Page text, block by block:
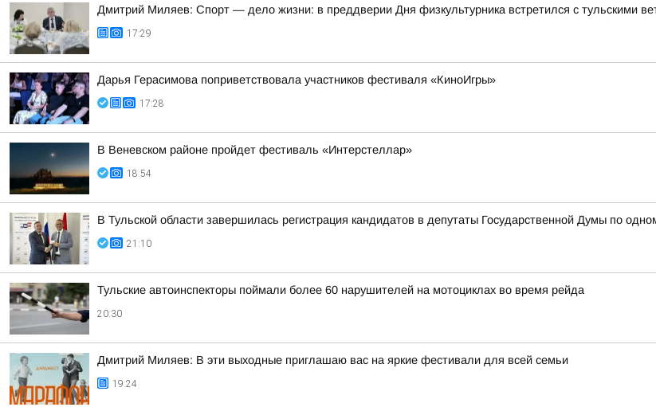
Дмитрий Миляев: Спорт — дело жизни: в преддверии Дня физкультурника встретился с тульскими
17:29
Дарья Герасимова поприветствовала участников фестиваля «КиноИгры»
17:28
В Веневском районе пройдет фестиваль «Интерстеллар»
18:54
В Тульской области завершилась регистрация кандидатов в депутаты Государственной Думы по
21:10
Тульские автоинспекторы поймали более 60 нарушителей на мотоциклах во время рейда
20:30
Дмитрий Миляев: В эти выходные приглашаю вас на яркие фестивали для всей семьи
19:24